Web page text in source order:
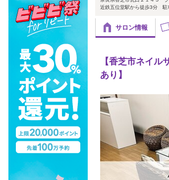
近鉄五位堂駅から徒歩3分 駐
サロン情報
【香芝市ネイ
あり】